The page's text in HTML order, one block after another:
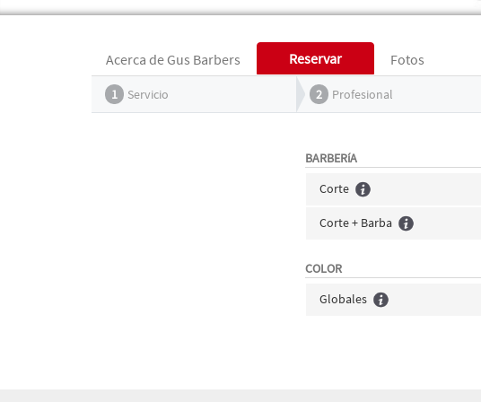
Acerca de Gus Barbers Reservar Fotos
1 Servicio 2 Profesional
BARBERíA
Corte
Corte + Barba
COLOR
Globales